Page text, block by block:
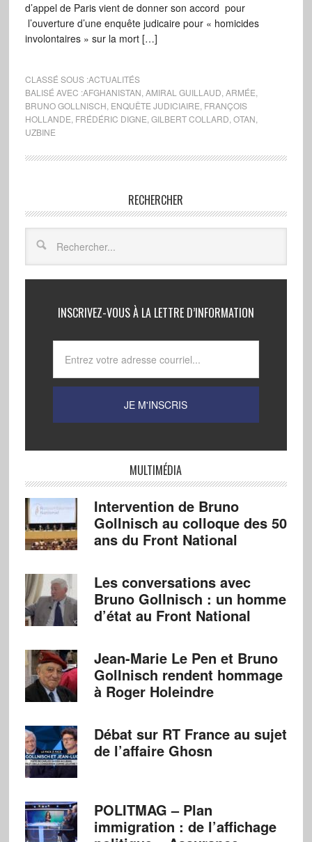
d’appel de Paris vient de donner son accord pour
l’ouverture d’une enquête judicaire pour « homicides
involontaires » sur la mort […]
CLASSÉ SOUS :ACTUALITÉS
BALISÉ AVEC :AFGHANISTAN AMIRAL GUILLAUD ARMÉE
BRUNO GOLLNISCH ENQUÊTE JUDICIAIRE FRANÇOIS
HOLLANDE FRÉDÉRIC DIGNE GILBERT COLLARD OTAN
UZBINE
RECHERCHER
INSCRIVEZ-VOUS À LA LETTRE D’INFORMATION
MULTIMÉDIA
Intervention de Bruno
Gollnisch au colloque des 50
ans du Front National
Les conversations avec
Bruno Gollnisch : un homme
d’état au Front National
Jean-Marie Le Pen et Bruno
Gollnisch rendent hommage
à Roger Holeindre
Débat sur RT France au sujet
de l’affaire Ghosn
POLITMAG – Plan
immigration : de l’affichage